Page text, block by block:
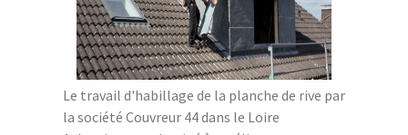
Le travail d'habillage de la planche de rive par
la société Couvreur 44 dans le Loire